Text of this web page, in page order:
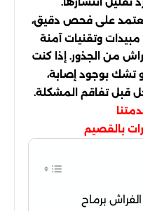
نعتمد على فحص دقيق،
مبيدات وتقنيات آمنة
من الجذور. إذا كنت
تشك بوجود إصابة،
قبل تفاقم المشكلة.
بالقصيم
برماح